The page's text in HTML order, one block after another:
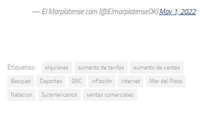
— El Marplatense.com (@ElmarplatenseOK)May 1, 2022
Etiquetas: alquileres aumento de tarifas
aumento de ventas
Basquet
Deportes GNC inflación internet
Mar del Plata
Natacion
Suramericanos ventas comerciales